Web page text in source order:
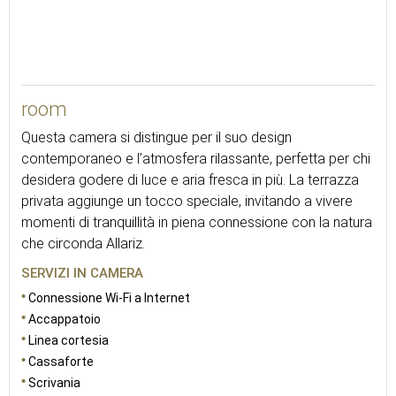
room
Questa camera si distingue per il suo design
contemporaneo e l’atmosfera rilassante, perfetta per chi
desidera godere di luce e aria fresca in più. La terrazza
privata aggiunge un tocco speciale, invitando a vivere
momenti di tranquillità in piena connessione con la natura
che circonda Allariz.
SERVIZI IN CAMERA
Connessione Wi-Fi a Internet
Accappatoio
Linea cortesia
Cassaforte
Scrivania